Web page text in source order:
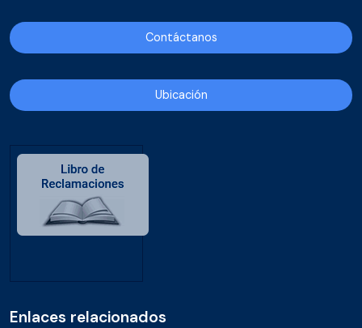
Contáctanos
Ubicación
Enlaces relacionados